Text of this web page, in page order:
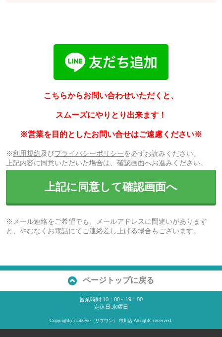
こちらからお問い合わせいただくと、
スムーズにやりとり出来ます！
※営業を目的としたお問い合せはご遠慮ください※
※利用規約及びプライバシーポリシーを必ずお読みください。
上記内容に同意いただいた場合は、確認画面へお進みください。
上記に同意して確認画面へ
※メール連絡をご希望でも、メールアドレスに間違いがあります
と、やむなくお電話にてご連絡差し上げる場合もございます。
ページトップに戻る
営業時間:10：00～19：00
定休日:水曜日
Copyright(c) LibOne（リブワン） 市川店 All rights reserved.